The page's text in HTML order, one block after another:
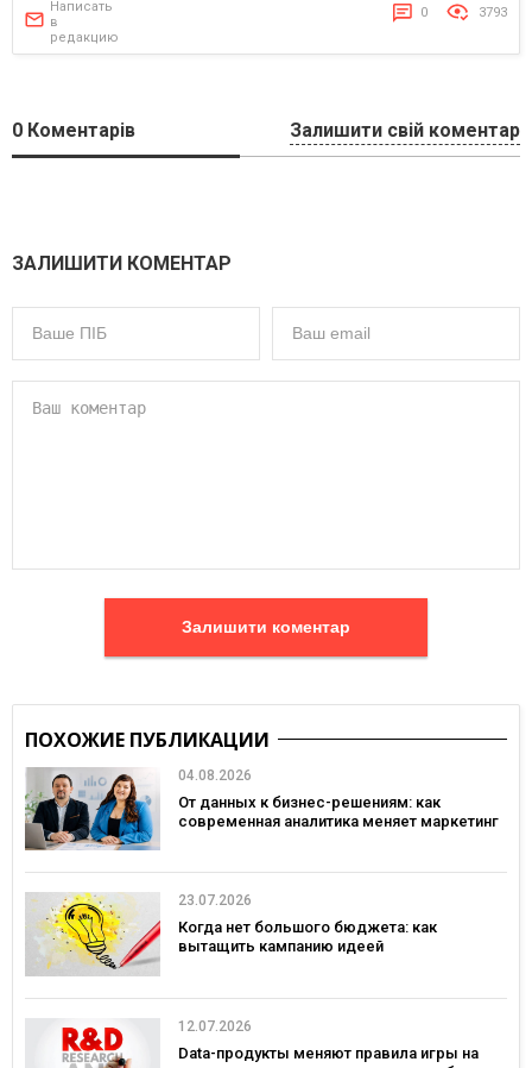
Написать
в
редакцию
0 3793
0 Коментарів Залишити свій коментар
ЗАЛИШИТИ КОМЕНТАР
Залишити коментар
ПОХОЖИЕ ПУБЛИКАЦИИ
04.08.2026
От данных к бизнес-решениям: как
современная аналитика меняет маркетинг
23.07.2026
Когда нет большого бюджета: как
вытащить кампанию идеей
12.07.2026
Data-продукты меняют правила игры на